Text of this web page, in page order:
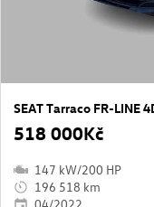
SEAT Tarraco FR-LINE
518 000Kč
147 kW/200 HP
196 518 km